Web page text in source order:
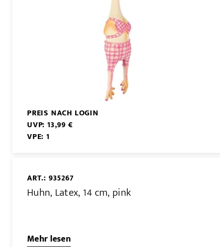
PREIS NACH LOGIN
UVP: 13,99 €
VPE: 1
ART.: 935267
Huhn, Latex, 14 cm, pink
Mehr lesen